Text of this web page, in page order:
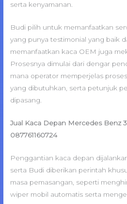
serta kenyamanan.
Budi pilih untuk memanfaatkan
yang punya testimonial yang baik
memanfaatkan kaca OEM juga
Prosesnya dimulai dari dengar
mana operator memperjelas
yang dibutuhkan, serta petunjuk
dipasang.
Jual Kaca Depan Mercedes Benz
087761160724
Penggantian kaca depan
serta Budi diberikan perintah
masa pemasangan, seperti
wiper mobil automatis serta